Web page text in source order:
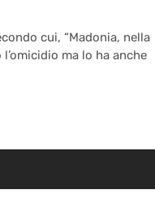
cui, “Madonia, nella
ma lo ha anche